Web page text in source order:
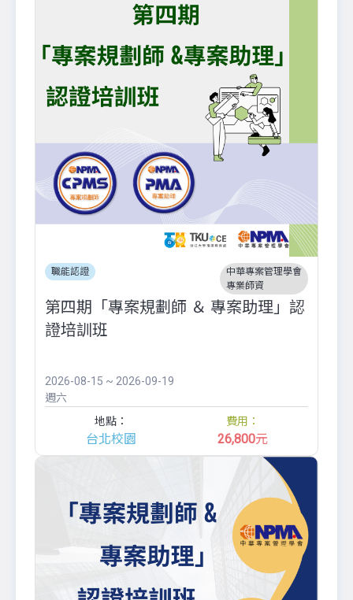
職能認證
中華專案管理學會
專業師資
第四期「專案規劃師 ＆ 專案助理」認
證培訓班
2026-08-15 ~ 2026-09-19
週六
地點：
台北校園
費用：
26,800元